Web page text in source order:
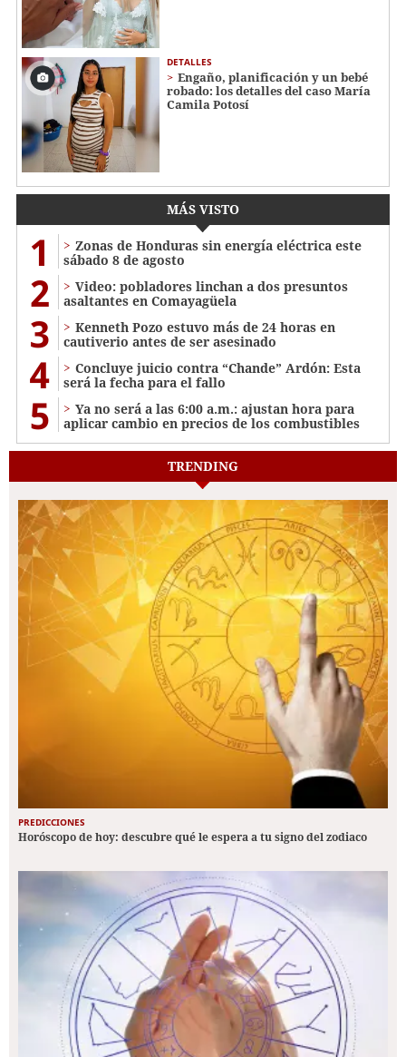
DETALLES
Engaño, planificación y un bebé
robado: los detalles del caso María
Camila Potosí
MÁS VISTO
1
Zonas de Honduras sin energía eléctrica este
sábado 8 de agosto
2
Video: pobladores linchan a dos presuntos
asaltantes en Comayagüela
3
Kenneth Pozo estuvo más de 24 horas en
cautiverio antes de ser asesinado
4
Concluye juicio contra “Chande” Ardón: Esta
será la fecha para el fallo
5
Ya no será a las 6:00 a.m.: ajustan hora para
aplicar cambio en precios de los combustibles
TRENDING
PREDICCIONES
Horóscopo de hoy: descubre qué le espera a tu signo del zodiaco